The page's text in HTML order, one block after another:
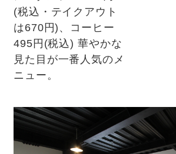
(税込・テイクアウト
は670円)、コーヒー
495円(税込) 華やかな
見た目が一番人気のメ
ニュー。